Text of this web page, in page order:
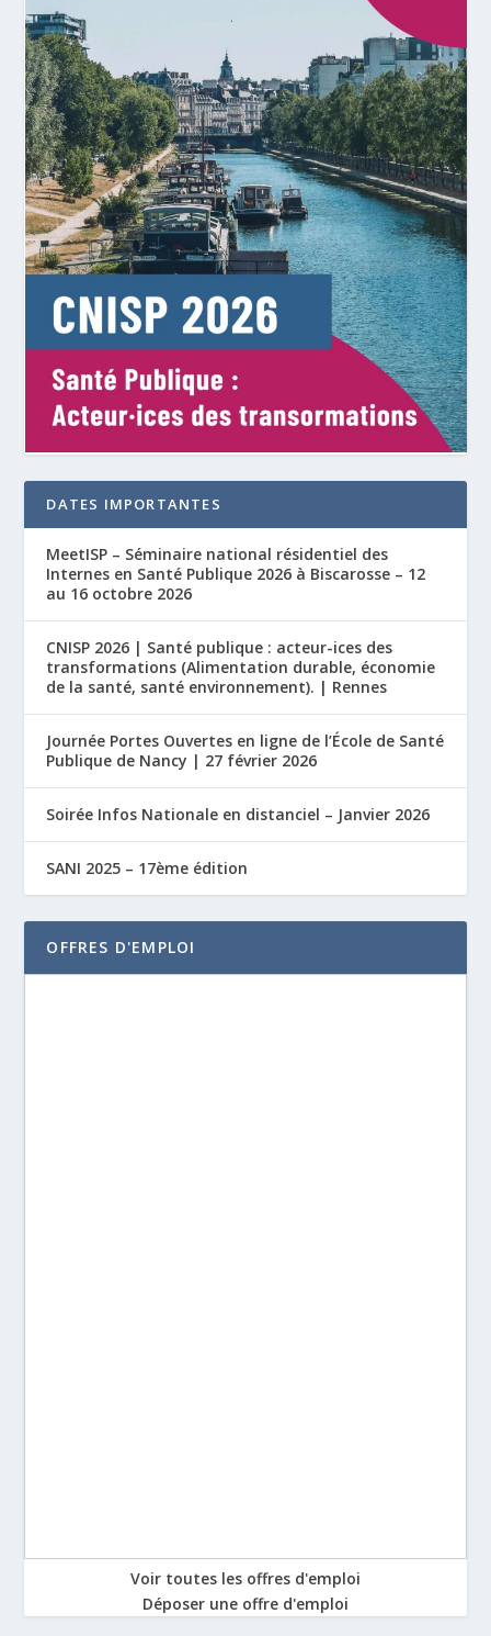
DATES IMPORTANTES
MeetISP – Séminaire national résidentiel des
Internes en Santé Publique 2026 à Biscarosse – 12
au 16 octobre 2026
CNISP 2026 | Santé publique : acteur-ices des
transformations (Alimentation durable, économie
de la santé, santé environnement). | Rennes
Journée Portes Ouvertes en ligne de l’École de Santé
Publique de Nancy | 27 février 2026
Soirée Infos Nationale en distanciel – Janvier 2026
SANI 2025 – 17ème édition
OFFRES D'EMPLOI
Voir toutes les offres d'emploi
Déposer une offre d'emploi